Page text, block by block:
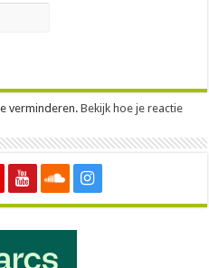
verminderen.Bekijk hoe je reactie